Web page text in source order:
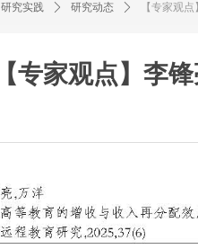
研究实践 ꄲ 研究动态 ꄲ 【专家观
【专家观点】李